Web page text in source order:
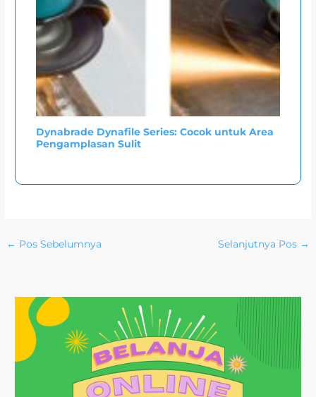
Dynabrade Dynafile Series: Cocok untuk Area
Pengamplasan Sulit
← Pos Sebelumnya Selanjutnya Pos →